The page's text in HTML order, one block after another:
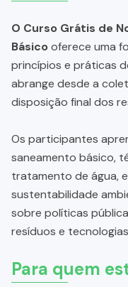
O Curso Grátis de
Básicooferece uma
princípios e práticas
abrange desde a
disposição final dos
Os participantes
saneamento básico,
tratamento de água,
sustentabilidade
sobre políticas
resíduos e
Para quem